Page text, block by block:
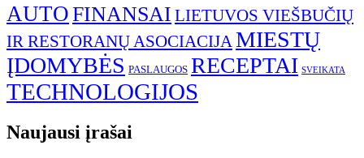
AUTOFINANSAI LIETUVOS VIEŠBUČIŲ
IR RESTORANŲ ASOCIACIJA MIESTŲ
ĮDOMYBĖS PASLAUGOS RECEPTAI SVEIKATA
TECHNOLOGIJOS
Naujausi įrašai